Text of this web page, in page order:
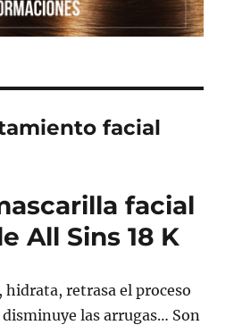
facial
facial
All Sins 18 K
hidrata, retrasa el proceso
las arrugas… Son